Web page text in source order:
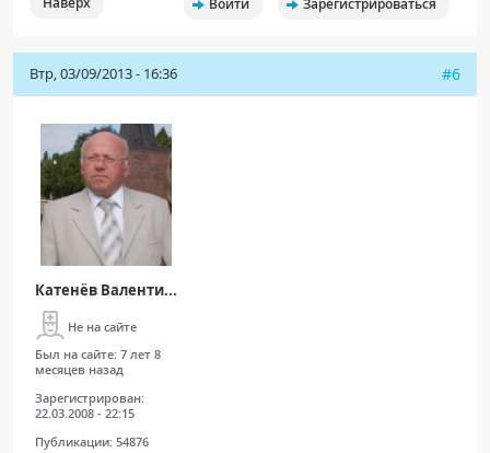
Войти Зарегистрироваться
Втр, 03/09/2013 - 16:36 #6
Катенёв Валенти...
Не на сайте
Был на сайте: 7 лет 8
месяцев назад
Зарегистрирован:
22.03.2008 - 22:15
Публикации: 54876